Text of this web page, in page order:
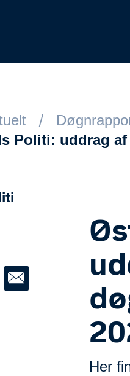
Politi: uddrag af
Her